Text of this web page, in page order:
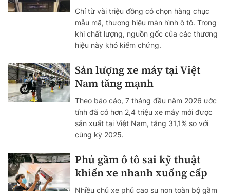
Chỉ từ vài triệu đồng có chọn hàng chục
mẫu mã, thương hiệu màn hình ô tô. Trong
khi chất lượng, nguồn gốc của các thương
hiệu này khó kiểm chứng.
Sản lượng xe máy tại Việt
Nam tăng mạnh
Theo báo cáo, 7 tháng đầu năm 2026 ước
tính đã có hơn 2,4 triệu xe máy mới được
sản xuất tại Việt Nam, tăng 31,1% so với
cùng kỳ 2025.
Phủ gầm ô tô sai kỹ thuật
khiến xe nhanh xuống cấp
Nhiều chủ xe phủ cao su non toàn bộ gầm